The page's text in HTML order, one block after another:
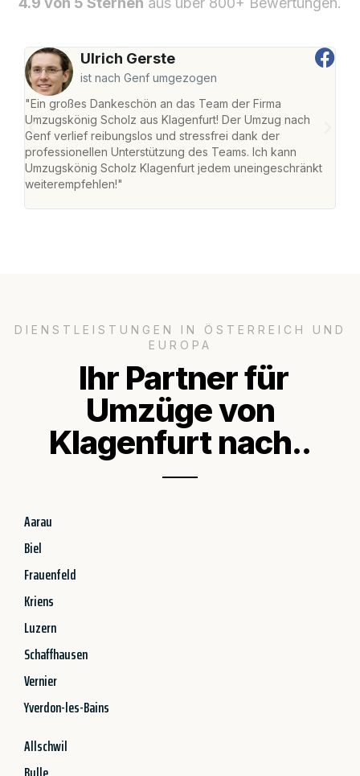
Ulrich Gerste
ist nach Genf umgezogen
"Ein großes Dankeschön an das Team der Firma
Umzugskönig Scholz aus Klagenfurt! Der Umzug nach
Genf verlief reibungslos und stressfrei dank der
professionellen Unterstützung des Teams. Ich kann
Umzugskönig Scholz Klagenfurt jedem uneingeschränkt
weiterempfehlen!"
DIENSTLEISTUNGEN IN ÖSTERREICH UND
EUROPA
Ihr Partner für
Umzüge von
Klagenfurt nach..
Aarau
Biel
Frauenfeld
Kriens
Luzern
Schaffhausen
Vernier
Yverdon-les-Bains
Allschwil